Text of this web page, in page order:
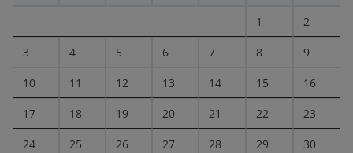
1 2
3 4 5 6 7 8 9
10 11 12 13 14 15 16
17 18 19 20 21 22 23
24 25 26 27 28 29 30